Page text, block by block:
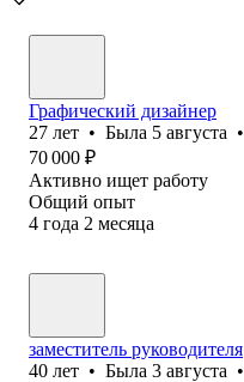
Графический дизайнер
27 лет • Была 5 августа •
70 000 ₽
Активно ищет работу
Общий опыт
4 года 2 месяца
заместитель руководителя
40 лет • Была 3 августа •